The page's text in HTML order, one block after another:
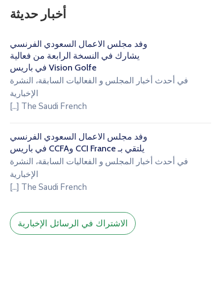
أخبار حديثة
وفد مجلس الأعمال السعودي الفرنسي
يشارك في النسخة الرابعة من فعالية
Vision Golfe في باريس
في أحدث أخبار المجلس و الفعاليات السابقة، النشرة
الإخبارية
The Saudi French
[...]
وفد مجلس الأعمال السعودي الفرنسي
يلتقي بـ CCI France وCCFA في باريس
في أحدث أخبار المجلس و الفعاليات السابقة، النشرة
الإخبارية
The Saudi French
[...]
الاشتراك في الرسائل الإخبارية